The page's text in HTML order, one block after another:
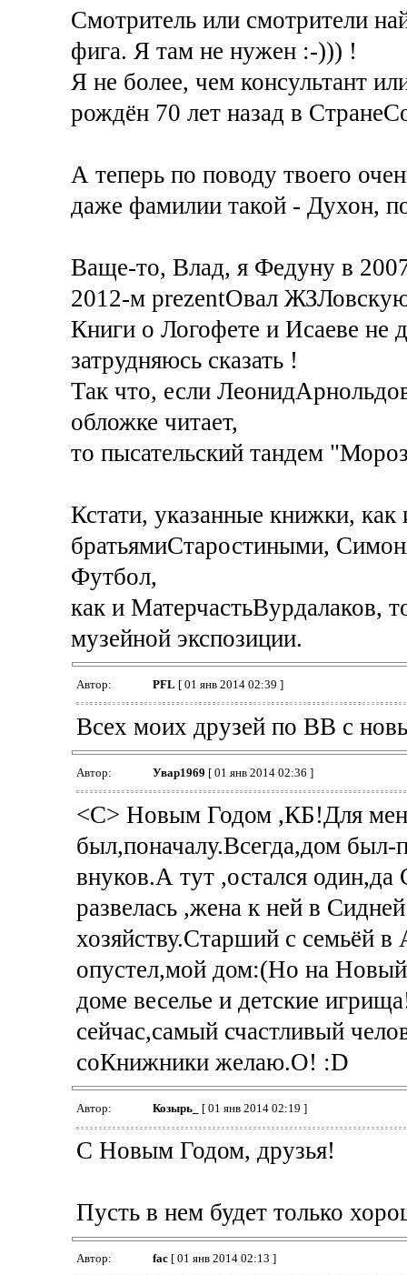
Смотритель или смотрители
фига. Я там не нужен :-))) !
Я не более, чем консультант
рождён 70 лет назад в
А теперь по поводу твоего
даже фамилии такой - Духон,
Ваще-то, Влад, я Федуну в
2012-м prezentОвал
Книги о Логофете и Исаеве не
затрудняюсь сказать !
Так что, если
обложке читает,
то пысательский тандем
Кстати, указанные книжки, как
братьямиСтаростиными,
Футбол,
как и МатерчастьВурдалаков,
музейной экспозиции.
Автор: PFL [ 01 янв 2014 02:39 ]
Всех моих друзей по ВВ с
Автор: Увар1969 [ 01 янв 2014 02:36 ]
<C> Новым Годом ,КБ!Для
был,поначалу.Всегда,дом
внуков.А тут ,остался
развелась ,жена к ней в
хозяйству.Старший с семьёй
опустел,мой дом:(Но на Новый
доме веселье и детские
сейчас,самый счастливый
соКнижники желаю.О! :D
Автор: Козырь_ [ 01 янв 2014 02:19 ]
С Новым Годом, друзья!
Пусть в нем будет только
Автор: fac[ 01 янв 2014 02:13 ]